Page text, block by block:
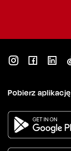
Pobierz aplikację